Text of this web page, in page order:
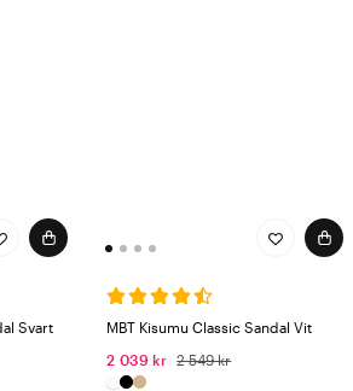
Svart
MBT Kisumu Classic Sandal Vit
2 039 kr 2 549 kr